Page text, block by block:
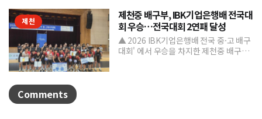
제천
제천중 배구부, IBK기업은행배 전국대
회 우승…전국대회 2연패 달성
▲ 2026 IBK기업은행배 전국 중·고 배구
대회' 에서 우승을 차지한 제천중 배구부.
Comments